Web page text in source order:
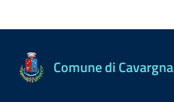
Comune di Cavargna